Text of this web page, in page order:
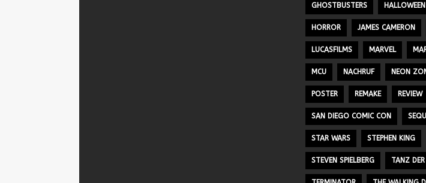
GHOSTBUSTERS HALLOWEEN
HORROR JAMES CAMERON
LUCASFILMS MARVEL
MCU NACHRUF NEON
POSTER REMAKE REVIEW
SAN DIEGO COMIC CON
STAR WARS STEPHEN KING
STEVEN SPIELBERG TANZ